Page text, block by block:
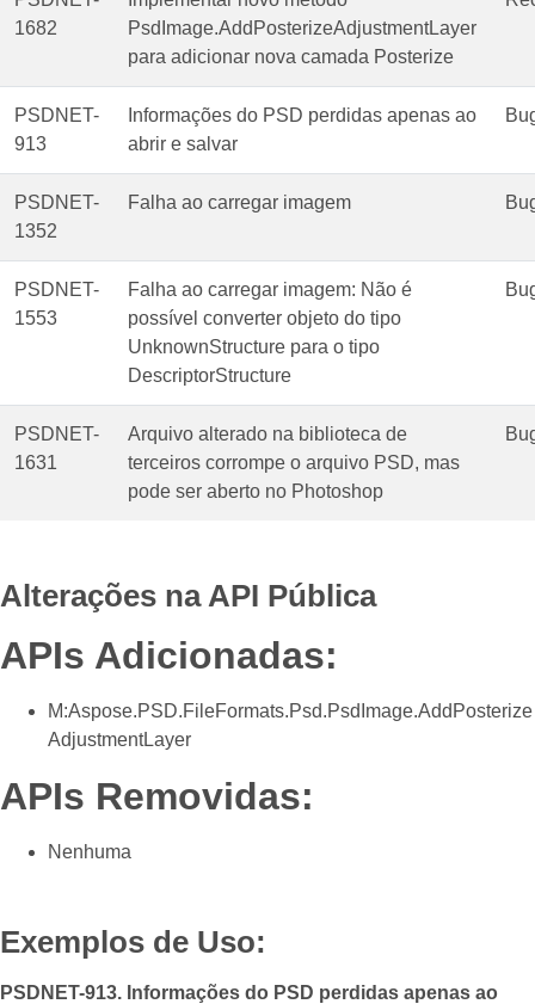
1682
PsdImage.AddPosterizeAdjustmentLayer
para adicionar nova camada Posterize
PSDNET-
913
Informações do PSD perdidas apenas ao
abrir e salvar
PSDNET-
1352
Falha ao carregar imagem
PSDNET-
1553
Falha ao carregar imagem: Não é
possível converter objeto do tipo
UnknownStructure para o tipo
DescriptorStructure
PSDNET-
1631
Arquivo alterado na biblioteca de
terceiros corrompe o arquivo PSD, mas
pode ser aberto no Photoshop
Alterações na API Pública
APIs Adicionadas:
M:Aspose.PSD.FileFormats.Psd.PsdImage.AddPosterize
AdjustmentLayer
APIs Removidas:
Nenhuma
Exemplos de Uso:
PSDNET-913. Informações do PSD perdidas apenas ao